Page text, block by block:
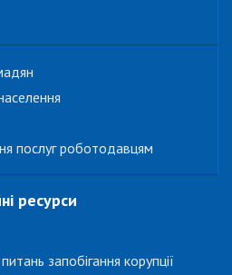
послуг роботодавцям
ресурси
запобігання корупції